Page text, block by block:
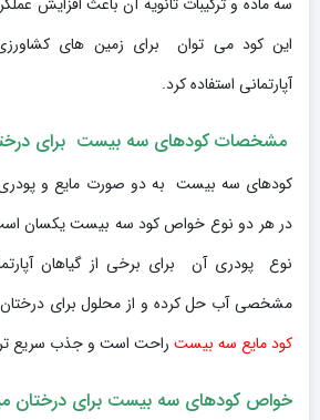
این کود می توان برای زمین های
آپارتمانی استفاده کرد.
مشخصات کودهای سه بیست برای
کودهای سه بیست به دو صورت مایع و پودری
در هر دو نوع خواص کود سه بیست یکسان
نوع پودری آن برای برخی از گیاهان
مشخصی آب حل کرده و از محلول برای درختان
کود مایع سه بیست راحت است و جذب سریع
خواص کودهای سه بیست برای درختان